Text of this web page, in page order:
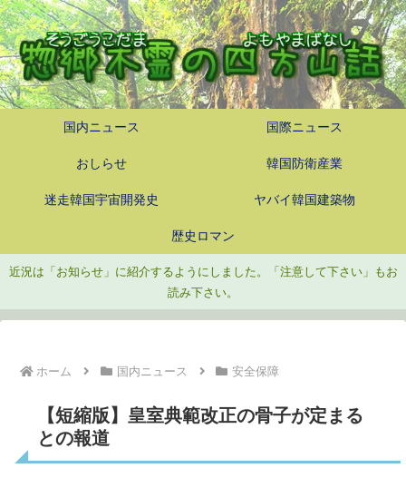
国内ニュース 国際ニュース
おしらせ 韓国防衛産業
迷走韓国宇宙開発史 ヤバイ韓国建築物
歴史ロマン
近況は「お知らせ」に紹介するようにしました。「注意して下さい」もお
読み下さい。
ホーム 国内ニュース 安全保障
【短縮版】皇室典範改正の骨子が定まる
との報道